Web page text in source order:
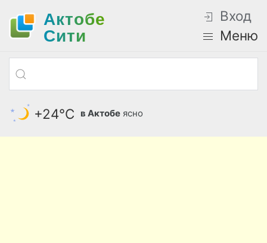
Актобе
Cити
Вход
Меню
+24°С в Актобе ясно